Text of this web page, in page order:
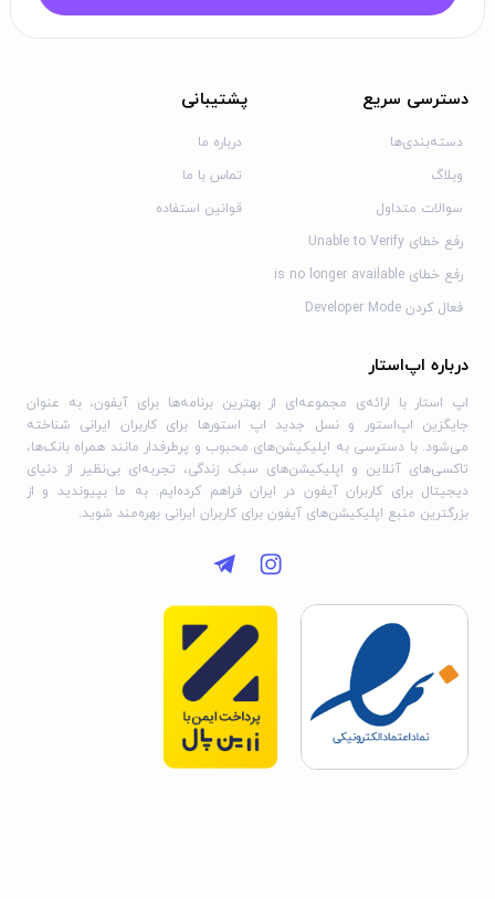
دسترسی سریع
دسته‌بندی‌ها
وبلاگ
سوالات متداول
رفع خطای Unable to Verify
رفع خطای is no longer available
فعال کردن Developer Mode
پشتیبانی
درباره ما
تماس با ما
قوانین استفاده
درباره اپ‌استار
اپ استار با ارائه‌ی مجموعه‌ای از بهترین برنامه‌ها برای آیفون، به عنوان
جایگزین اپ‌استور و نسل جدید اپ استورها برای کاربران ایرانی شناخته
می‌شود. با دسترسی به اپلیکیشن‌های محبوب و پرطرفدار مانند همراه بانک‌ها،
تاکسی‌های آنلاین و اپلیکیشن‌های سبک زندگی، تجربه‌ای بی‌نظیر از دنیای
دیجیتال برای کاربران آیفون در ایران فراهم کرده‌ایم. به ما بپیوندید و از
بزرگترین منبع اپلیکیشن‌های آیفون برای کاربران ایرانی بهره‌مند شوید.